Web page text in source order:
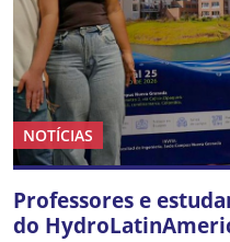
NOTÍCIAS
Professores e
do